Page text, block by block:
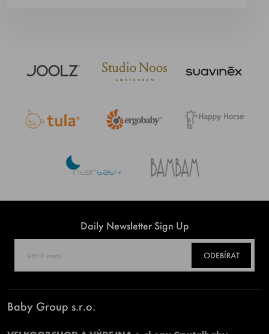
Daily Newsletter Sign Up
ODEBÍRAT
Baby Group s.r.o.